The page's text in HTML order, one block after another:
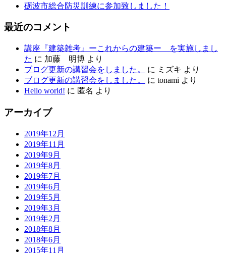
砺波市総合防災訓練に参加致しました！
最近のコメント
講座『建築雑考』ーこれからの建築ー を実施しまし
た に 加藤 明博 より
ブログ更新の講習会をしました。
に ミズキ より
ブログ更新の講習会をしました。
に tonami より
Hello world! に 匿名 より
アーカイブ
2019年12月
2019年11月
2019年9月
2019年8月
2019年7月
2019年6月
2019年5月
2019年3月
2019年2月
2018年8月
2018年6月
2015年11月